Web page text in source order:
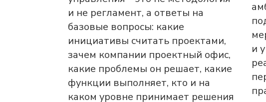
и не регламент, а ответы на
базовые вопросы: какие
инициативы считать проектами,
зачем компании проектный офис,
какие проблемы он решает, какие
функции выполняет, кто и на
каком уровне принимает решения
и